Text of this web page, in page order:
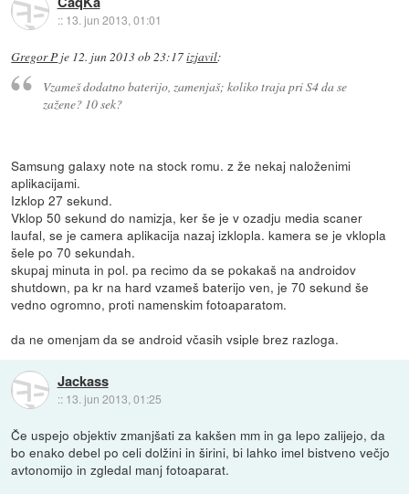
:: 13. jun 2013, 01:01
Gregor P je 12. jun 2013 ob 23:17izjavil:
Vzameš dodatno baterijo, zamenjaš; koliko traja pri S4 da se
zažene? 10 sek?
Samsung galaxy note na stock romu. z že nekaj naloženimi
aplikacijami.
Izklop 27 sekund.
Vklop 50 sekund do namizja, ker še je v ozadju media scaner
laufal, se je camera aplikacija nazaj izklopla. kamera se je vklopla
šele po 70 sekundah.
skupaj minuta in pol. pa recimo da se pokakaš na androidov
shutdown, pa kr na hard vzameš baterijo ven, je 70 sekund še
vedno ogromno, proti namenskim fotoaparatom.
da ne omenjam da se android včasih vsiple brez razloga.
Jackass
:: 13. jun 2013, 01:25
Če uspejo objektiv zmanjšati za kakšen mm in ga lepo zalijejo, da
bo enako debel po celi dolžini in širini, bi lahko imel bistveno večjo
avtonomijo in zgledal manj fotoaparat.